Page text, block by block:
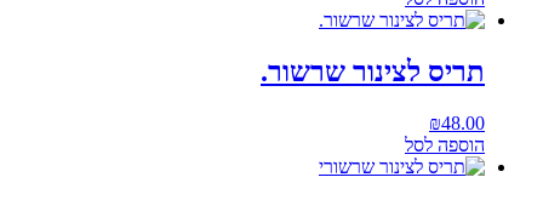
תריס לצינור שרשור.
₪48.00
הוספה לסל